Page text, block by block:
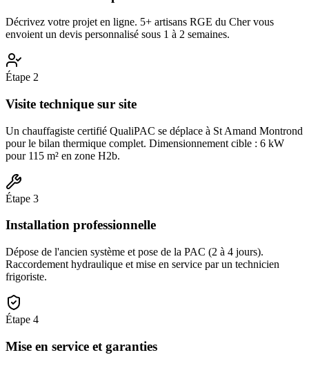
Décrivez votre projet en ligne. 5+ artisans RGE du Cher vous
envoient un devis personnalisé sous 1 à 2 semaines.
Étape 2
Visite technique sur site
Un chauffagiste certifié QualiPAC se déplace à St Amand Montrond
pour le bilan thermique complet. Dimensionnement cible : 6 kW
pour 115 m² en zone H2b.
Étape 3
Installation professionnelle
Dépose de l'ancien système et pose de la PAC (2 à 4 jours).
Raccordement hydraulique et mise en service par un technicien
frigoriste.
Étape 4
Mise en service et garanties